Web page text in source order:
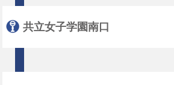
共立女子学園南口